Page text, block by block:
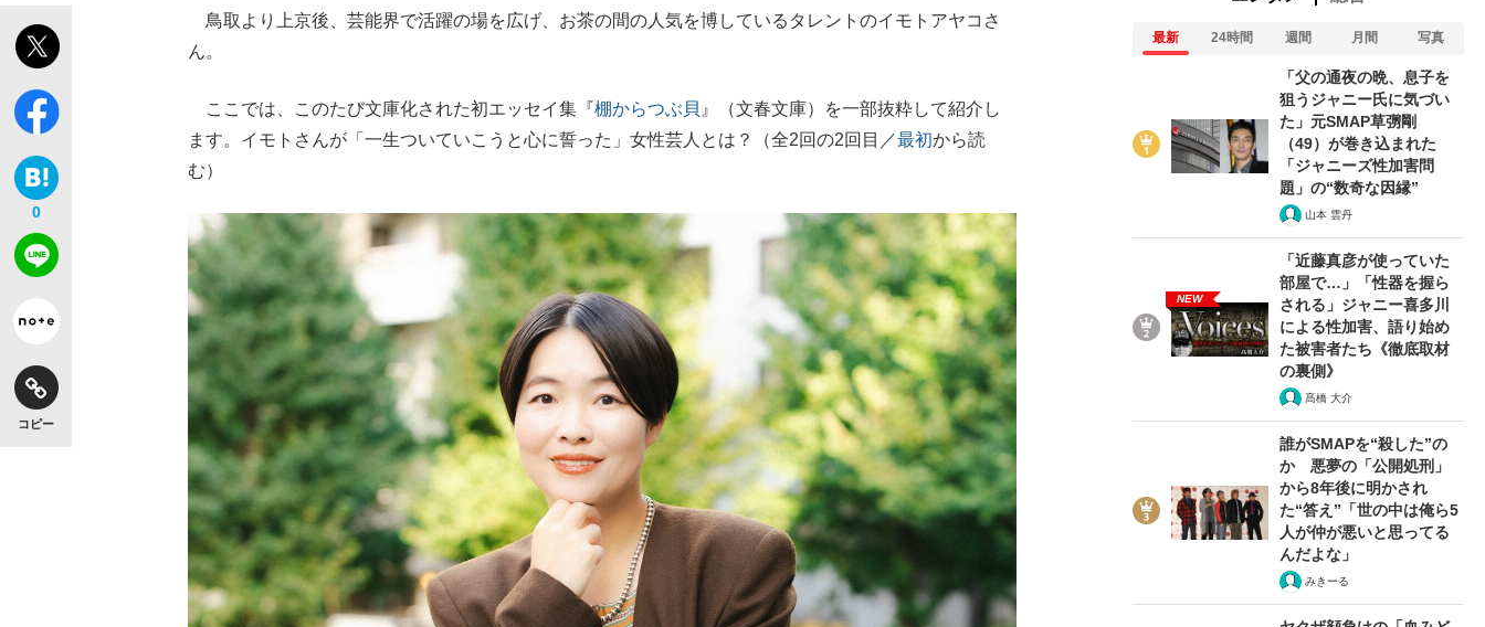
0
コピー
鳥取より上京後、芸能界で活躍の場を広げ、お茶の間の人気を博しているタレントのイモトアヤコさ
ん。
ここでは、このたび文庫化された初エッセイ集『棚からつぶ貝 』（文春文庫）を一部抜粋して紹介し
ます。イモトさんが「一生ついていこうと心に誓った」女性芸人とは？（全2回の2回目／最初から読
む）
最新 24時間 週間 月間 写真
「父の通夜の晩、息子を
狙うジャニー氏に気づい
た」元SMAP草彅剛
（49）が巻き込まれた
「ジャニーズ性加害問
題」の“数奇な因縁”
山本 雲丹
NEW
「近藤真彦が使っていた
部屋で…」「性器を握ら
される」ジャニー喜多川
による性加害、語り始め
た被害者たち《徹底取材
の裏側》
髙橋 大介
誰がSMAPを“殺した”の
か 悪夢の「公開処刑」
から8年後に明かされ
た“答え”「世の中は俺ら5
人が仲が悪いと思ってる
んだよな」
みきーる